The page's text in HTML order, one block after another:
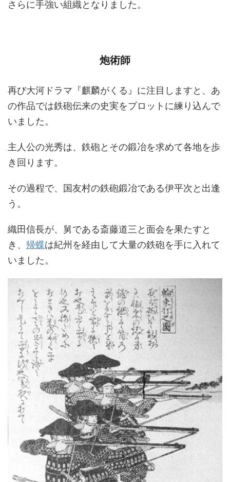
さらに手強い組織となりました。
炮術師
再び大河ドラマ『麒麟がくる』に注目しますと、あ
の作品では鉄砲伝来の史実をプロットに練り込んで
いました。
主人公の光秀は、鉄砲とその鍛冶を求めて各地を歩
き回ります。
その過程で、国友村の鉄砲鍛冶である伊平次と出逢
う。
織田信長が、舅である斎藤道三と面会を果たすと
き、 帰蝶は紀州を経由して大量の鉄砲を手に入れて
いました。